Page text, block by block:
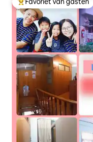
Topfavoriet van gasten